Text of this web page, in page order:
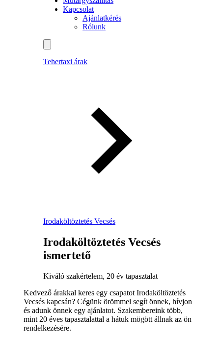
Kapcsolat
Ajánlatkérés
Rólunk
Tehertaxi árak
Irodaköltöztetés Vecsés
Irodaköltöztetés Vecsés
ismertető
Kiváló szakértelem, 20 év tapasztalat
Kedvező árakkal keres egy csapatot Irodaköltöztetés
Vecsés kapcsán? Cégünk örömmel segít önnek, hívjon
és adunk önnek egy ajánlatot. Szakembereink több,
mint 20 éves tapasztalattal a hátuk mögött állnak az ön
rendelkezésére.